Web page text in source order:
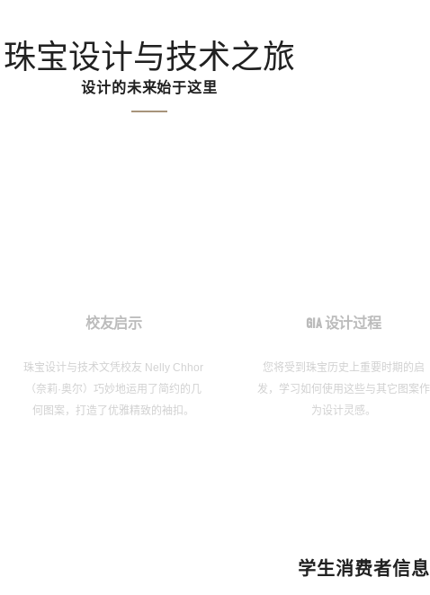
珠宝设计与技术之旅
设计的未来始于这里
校友启示
珠宝设计与技术文凭校友 Nelly Chhor
（奈莉·奥尔）巧妙地运用了简约的几
何图案，打造了优雅精致的袖扣。
GIA 设计过程
您将受到珠宝历史上重要时期的启
发，学习如何使用这些与其它图案作
为设计灵感。
学生消费者信息